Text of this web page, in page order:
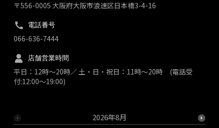
2026年8月
〒556-0005 大阪府大阪市浪速区日本橋3-4-16
電話番号
066-636-7444
店舗営業時間
平日：12時～20時／ 土・日・祝日：11時～20時 (電話受
付:12:00～19:00)